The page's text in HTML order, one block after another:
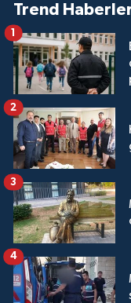
Trend
1
2
3
4